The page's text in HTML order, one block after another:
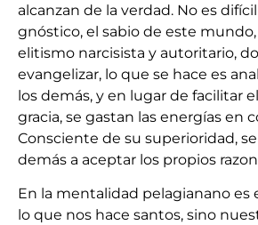
alcanzan de la verdad. No es
gnóstico, el sabio de este mundo,
elitismo narcisista y autoritario,
evangelizar, lo que se hace es
los demás, y en lugar de facilitar
gracia, se gastan las energías en
Consciente de su superioridad,
demás a aceptar los propios
En la mentalidad pelagianano
lo que nos hace santos, sino